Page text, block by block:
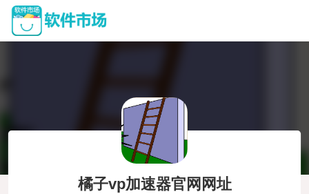
橘子vp加速器官网网址